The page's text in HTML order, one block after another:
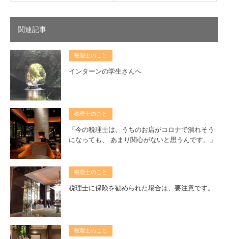
関連記事
税理士のこと
インターンの学生さんへ
税理士のこと
「今の税理士は、うちのお店がコロナで潰れそう
になっても、 あまり関心がないと思うんです。」
税理士のこと
税理士に保険を勧められた場合は、要注意です。
税理士のこと